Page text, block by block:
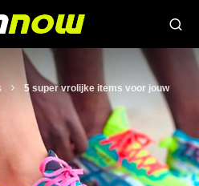
5 super vrolijke items voor jouw